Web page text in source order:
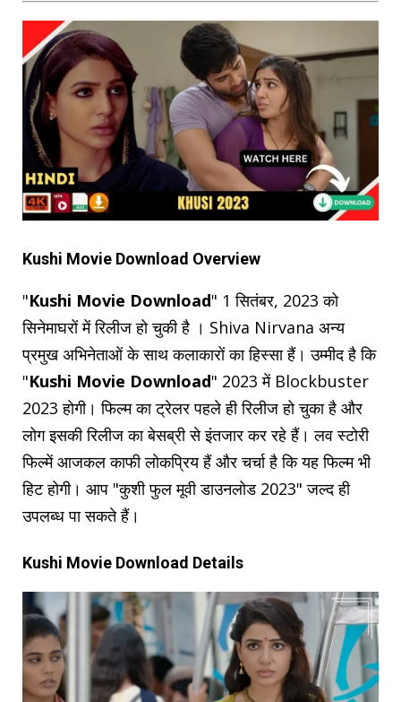
Kushi Movie Download Overview
"Kushi Movie Download" 1 सितंबर, 2023 को
सिनेमाघरों में रिलीज हो चुकी है । Shiva Nirvana अन्य
प्रमुख अभिनेताओं के साथ कलाकारों का हिस्सा हैं। उम्मीद है कि
"Kushi Movie Download" 2023 में Blockbuster
2023 होगी। फिल्म का ट्रेलर पहले ही रिलीज हो चुका है और
लोग इसकी रिलीज का बेसब्री से इंतजार कर रहे हैं। लव स्टोरी
फिल्में आजकल काफी लोकप्रिय हैं और चर्चा है कि यह फिल्म भी
हिट होगी। आप "कुशी फुल मूवी डाउनलोड 2023" जल्द ही
उपलब्ध पा सकते हैं।
Kushi Movie Download Details